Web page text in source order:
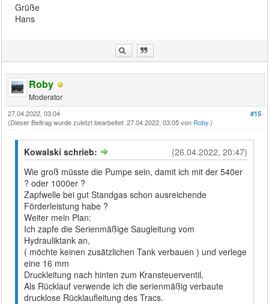
Grüße
Hans
Roby
Moderator
#15
27.04.2022, 03:04
(Dieser Beitrag wurde zuletzt bearbeitet: 27.04.2022, 03:05 von Roby.)
(26.04.2022, 20:47)
Kowalski schrieb:
Wie groß müsste die Pumpe sein, damit ich mit der 540er
? oder 1000er ?
Zapfwelle bei gut Standgas schon ausreichende
Förderleistung habe ?
Weiter mein Plan:
Ich zapfe die Serienmäßige Saugleitung vom
Hydrauliktank an,
( möchte keinen zusätzlichen Tank verbauen ) und verlege
eine 16 mm
Druckleitung nach hinten zum Kransteuerventil.
Als Rücklauf verwende ich die serienmäßig verbaute
drucklose Rücklaufleitung des Tracs.